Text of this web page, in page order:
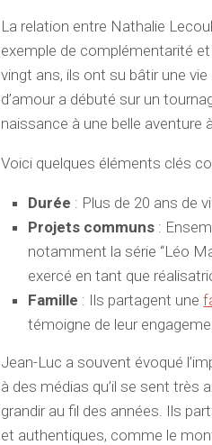
La relation entre Nathalie
exemple de complémentarité
vingt ans, ils ont su bâtir une
d’amour a débuté sur un
naissance à une belle aventure
Voici quelques éléments clés
Durée : Plus de 20 ans de
Projets communs :
notamment la série “Léo
exercé en tant que
Famille : Ils partagent une
témoigne de leur
Jean-Luc a souvent évoqué
à des médias qu’il se sent très
grandir au fil des années. Ils
et authentiques, comme le